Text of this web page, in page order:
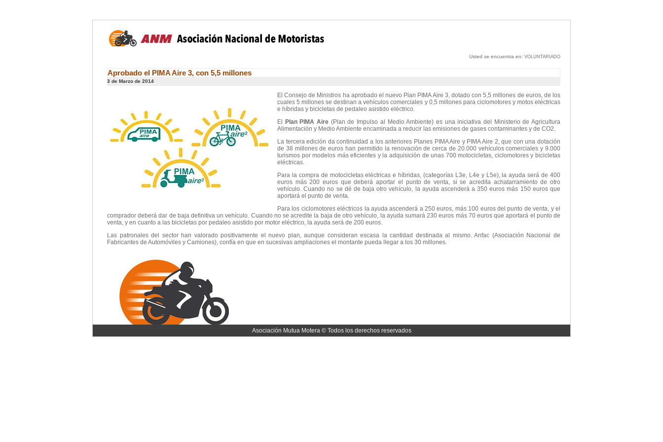
Usted se encuentra en: VOLUNTARIADO
Aprobado el PIMA Aire 3, con 5,5 millones
3 de Marzo de 2014
El Consejo de Ministros ha aprobado el nuevo Plan PIMA Aire 3, dotado con 5,5 millones de euros, de los
cuales 5 millones se destinan a vehículos comerciales y 0,5 millones para ciclomotores y motos eléctricas
e híbridas y bicicletas de pedaleo asistido eléctrico.
El
Plan PIMA Aire (Plan de Impulso al Medio Ambiente) es una iniciativa del Ministerio de Agricultura
Alimentación y Medio Ambiente encaminada a reducir las emisiones de gases contaminantes y de CO2.
La tercera edición da continuidad a los anteriores Planes PIMA Aire y PIMA Aire 2, que con una dotación
de 38 millones de euros han permitido la renovación de cerca de 20.000 vehículos comerciales y 9.000
turismos por modelos más eficientes y la adquisición de unas 700 motocicletas, ciclomotores y bicicletas
eléctricas.
Para la compra de motocicletas eléctricas e híbridas, (categorías L3e, L4e y L5e), la ayuda será de 400
euros más 200 euros que deberá aportar el punto de venta, si se acredita achatarramiento de otro
vehículo. Cuando no se dé de baja otro vehículo, la ayuda ascenderá a 350 euros más 150 euros que
aportará el punto de venta.
Para los ciclomotores eléctricos la ayuda ascenderá a 250 euros, más 100 euros del punto de venta, y el
comprador deberá dar de baja definitiva un vehículo. Cuando no se acredite la baja de otro vehículo, la ayuda sumará 230 euros más 70 euros que aportará el punto de
venta, y en cuanto a las bicicletas por pedaleo asistido por motor eléctrico, la ayuda será de 200 euros.
Las patronales del sector han valorado positivamente el nuevo plan, aunque consideran escasa la cantidad destinada al mismo. Anfac (Asociación Nacional de
Fabricantes de Automóviles y Camiones), confía en que en sucesivas ampliaciones el montante pueda llegar a los 30 millones.
Asociación Mutua Motera © Todos los derechos reservados